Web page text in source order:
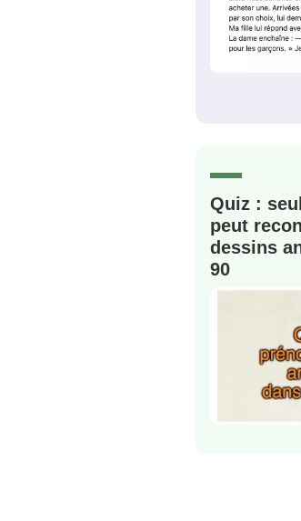
Quiz :
peut
dessins
90